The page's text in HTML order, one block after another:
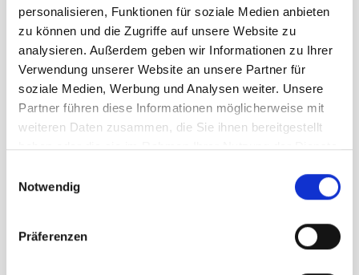
personalisieren, Funktionen für soziale Medien anbieten
zu können und die Zugriffe auf unsere Website zu
analysieren. Außerdem geben wir Informationen zu Ihrer
Verwendung unserer Website an unsere Partner für
soziale Medien, Werbung und Analysen weiter. Unsere
Partner führen diese Informationen möglicherweise mit
weiteren Daten zusammen, die Sie ihnen bereitgestellt
haben oder die sie im Rahmen Ihrer Nutzung der Dienste
Notwendig
Präferenzen
horizon